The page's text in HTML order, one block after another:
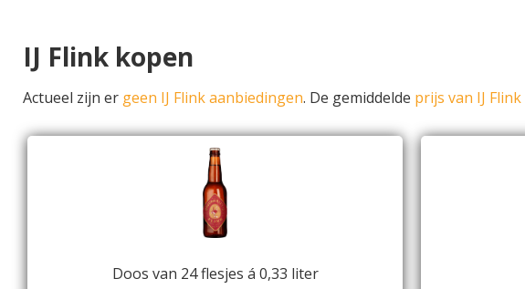
IJ Flink kopen
Actueel zijn er geen IJ Flink aanbiedingen. De gemiddelde prijs van IJ Flink
Doos van 24 flesjes á 0,33 liter